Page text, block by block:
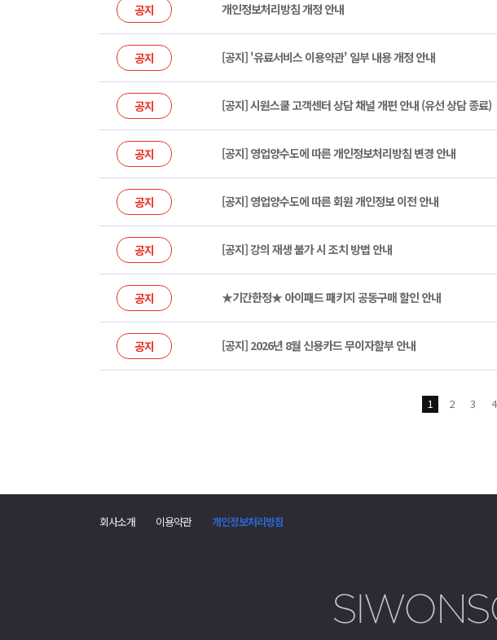
공지 개인정보처리방침 개정 안내
공지 [공지] '유료서비스 이용약관' 일부 내용 개정 안내
공지 [공지] 시원스쿨 고객센터 상담 채널 개편 안내 (유선 상담 종료)
공지 [공지] 영업양수도에 따른 개인정보처리방침 변경 안내
공지 [공지] 영업양수도에 따른 회원 개인정보 이전 안내
공지 [공지] 강의 재생 불가 시 조치 방법 안내
공지 ★기간한정★ 아이패드 패키지 공동구매 할인 안내
공지 [공지] 2026년 8월 신용카드 무이자할부 안내
1 2 3 4
회사소개 이용약관 개인정보처리방침